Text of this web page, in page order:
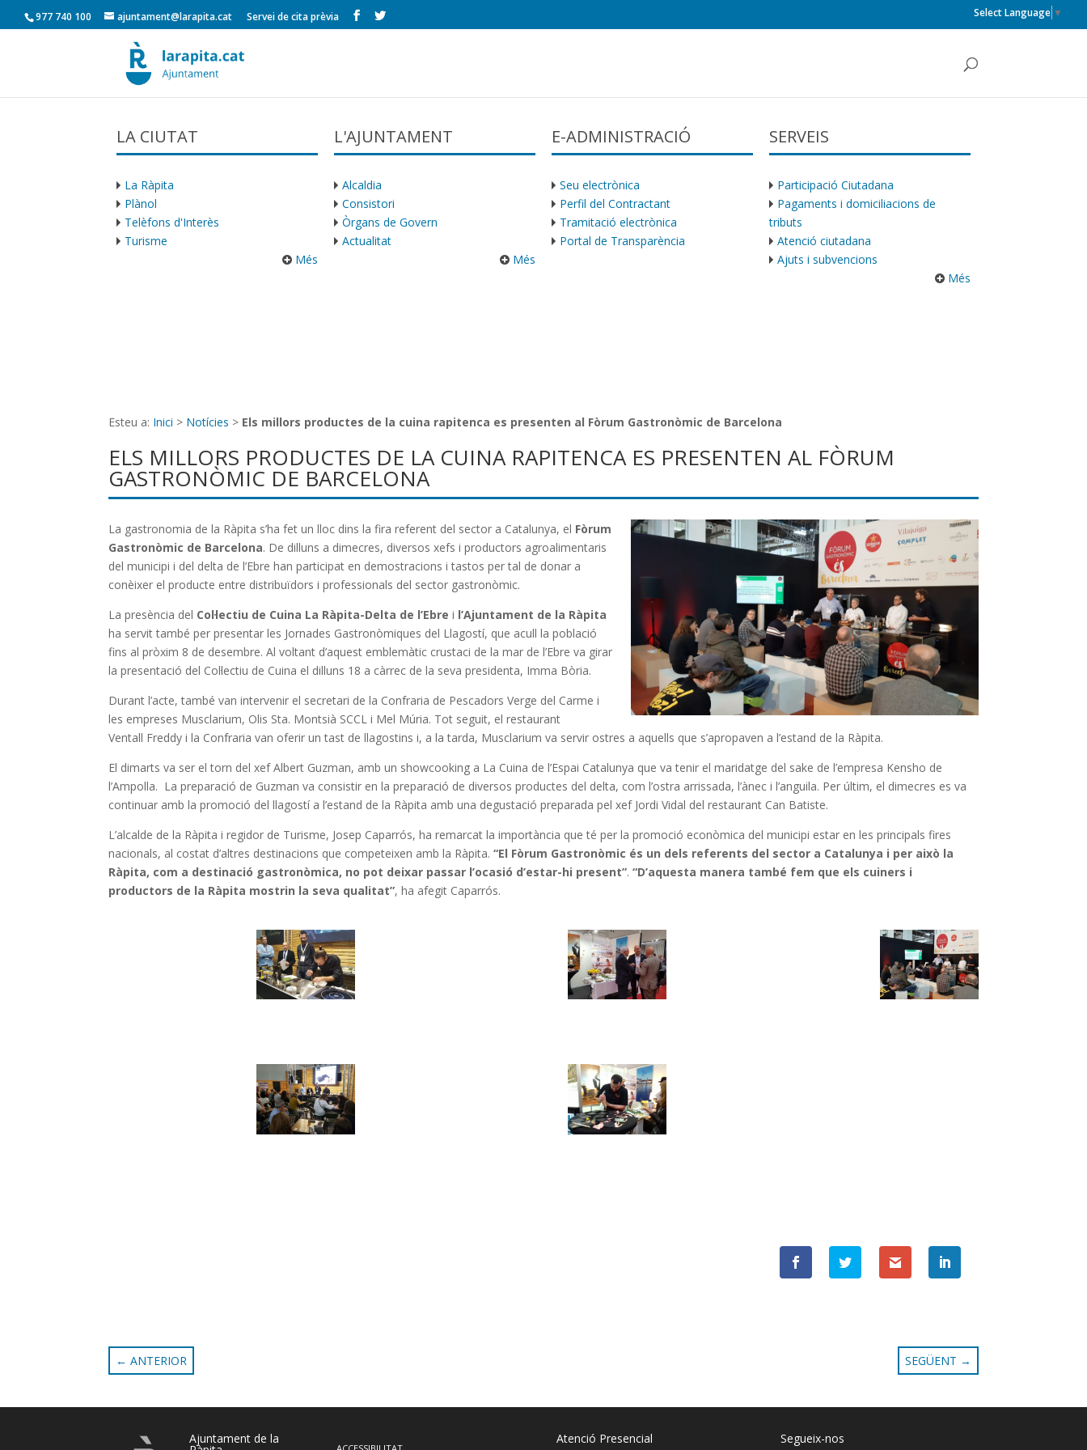
977 740 100 ajuntament@larapita.cat Servei de cita prèvia Select Language ▼
LA CIUTAT
La Ràpita
Plànol
Telèfons d'Interès
Turisme
Més
L'AJUNTAMENT
Alcaldia
Consistori
Òrgans de Govern
Actualitat
Més
E-ADMINISTRACIÓ
Seu electrònica
Perfil del Contractant
Tramitació electrònica
Portal de Transparència
SERVEIS
Participació Ciutadana
Pagaments i domiciliacions de
tributs
Atenció ciutadana
Ajuts i subvencions
Més
Esteu a: Inici > Notícies > Els millors productes de la cuina rapitenca es presenten al Fòrum Gastronòmic de Barcelona
ELS MILLORS PRODUCTES DE LA CUINA RAPITENCA ES PRESENTEN AL FÒRUM
GASTRONÒMIC DE BARCELONA
La gastronomia de la Ràpita s’ha fet un lloc dins la fira referent del sector a Catalunya, el Fòrum
Gastronòmic de Barcelona. De dilluns a dimecres, diversos xefs i productors agroalimentaris
del municipi i del delta de l’Ebre han participat en demostracions i tastos per tal de donar a
conèixer el producte entre distribuïdors i professionals del sector gastronòmic.
La presència del Col·lectiu de Cuina La Ràpita-Delta de l’Ebre i l’Ajuntament de la Ràpita
ha servit també per presentar les Jornades Gastronòmiques del Llagostí, que acull la població
fins al pròxim 8 de desembre. Al voltant d’aquest emblemàtic crustaci de la mar de l’Ebre va girar
la presentació del Col·lectiu de Cuina el dilluns 18 a càrrec de la seva presidenta, Imma Bòria.
Durant l’acte, també van intervenir el secretari de la Confraria de Pescadors Verge del Carme i
les empreses Musclarium, Olis Sta. Montsià SCCL i Mel Múria. Tot seguit, el restaurant
Ventall Freddy i la Confraria van oferir un tast de llagostins i, a la tarda, Musclarium va servir ostres a aquells que s’apropaven a l’estand de la Ràpita.
El dimarts va ser el torn del xef Albert Guzman, amb un showcooking a La Cuina de l’Espai Catalunya que va tenir el maridatge del sake de l’empresa Kensho de
l’Ampolla. La preparació de Guzman va consistir en la preparació de diversos productes del delta, com l’ostra arrissada, l’ànec i l’anguila. Per últim, el dimecres es va
continuar amb la promoció del llagostí a l’estand de la Ràpita amb una degustació preparada pel xef Jordi Vidal del restaurant Can Batiste.
L’alcalde de la Ràpita i regidor de Turisme, Josep Caparrós, ha remarcat la importància que té per la promoció econòmica del municipi estar en les principals fires
nacionals, al costat d’altres destinacions que competeixen amb la Ràpita.“El Fòrum Gastronòmic és un dels referents del sector a Catalunya i per això la
Ràpita, com a destinació gastronòmica, no pot deixar passar l’ocasió d’estar-hi present”.“D’aquesta manera també fem que els cuiners i
productors de la Ràpita mostrin la seva qualitat”, ha afegit Caparrós.
←ANTERIOR SEGÜENT →
Ajuntament de la Atenció Presencial Segueix-nos